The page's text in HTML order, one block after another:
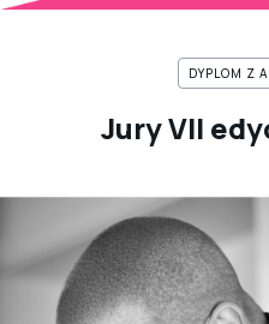
DYPLOM Z
Jury VII